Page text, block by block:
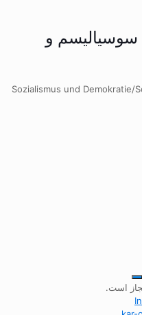
سوسیالیسم و
Sozialismus und Demokratie/
است.